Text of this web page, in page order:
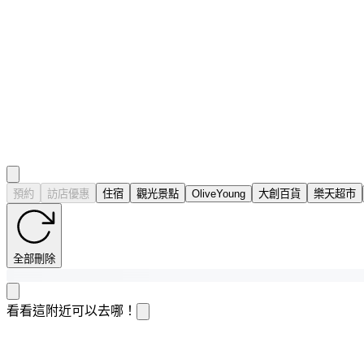
預約 訪店優惠 住宿 觀光景點 OliveYoung 大創百貨 樂天超市
全部刪除
看看這附近可以去哪！